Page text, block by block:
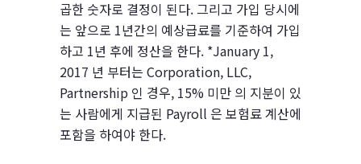
곱한 숫자로 결정이 된다. 그리고 가입 당시에
는 앞으로 1년간의 예상급료를 기준하여 가입
하고 1년 후에 정산을 한다. *January 1,
2017 년 부터는 Corporation, LLC,
Partnership 인 경우, 15% 미만 의 지분이 있
는 사람에게 지급된 Payroll 은 보험료 계산에
포함을 하여야 한다.